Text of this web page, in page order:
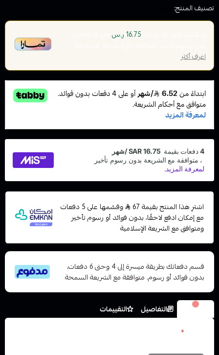
تصنيف المنتج:
16.75 ر.س
اعرف أكثر
اشترِ هذا المنتج بقيمة 67
وقسّمها على 5 دفعات
مع إمكان ادفع لاحقًا، بدون فوائد أو رسوم تأخير
ومتوافق مع الشريعة الإسلامية
قسم دفعاتك بطريقة ميسرة إلى 4 وحتى 6 دفعات،
بدون فوائد أو رسوم. متوافقة مع الشريعة السمحة
الخيارات التفاصيل
التقييمات
*